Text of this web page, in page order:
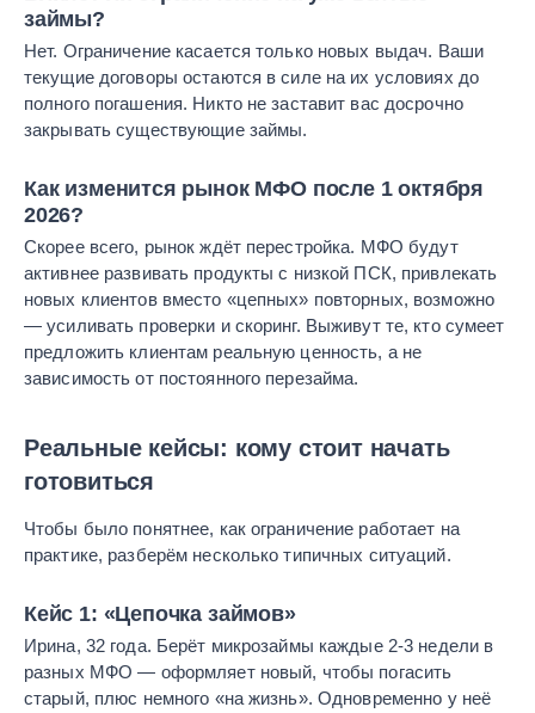
займы?
Нет. Ограничение касается только новых выдач. Ваши
текущие договоры остаются в силе на их условиях до
полного погашения. Никто не заставит вас досрочно
закрывать существующие займы.
Как изменится рынок МФО после 1 октября
2026?
Скорее всего, рынок ждёт перестройка. МФО будут
активнее развивать продукты с низкой ПСК, привлекать
новых клиентов вместо «цепных» повторных, возможно
— усиливать проверки и скоринг. Выживут те, кто сумеет
предложить клиентам реальную ценность, а не
зависимость от постоянного перезайма.
Реальные кейсы: кому стоит начать
готовиться
Чтобы было понятнее, как ограничение работает на
практике, разберём несколько типичных ситуаций.
Кейс 1: «Цепочка займов»
Ирина, 32 года. Берёт микрозаймы каждые 2-3 недели в
разных МФО — оформляет новый, чтобы погасить
старый, плюс немного «на жизнь». Одновременно у неё